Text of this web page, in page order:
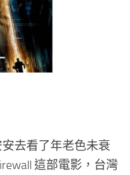
去看了年老色未衰
這部電影，台灣